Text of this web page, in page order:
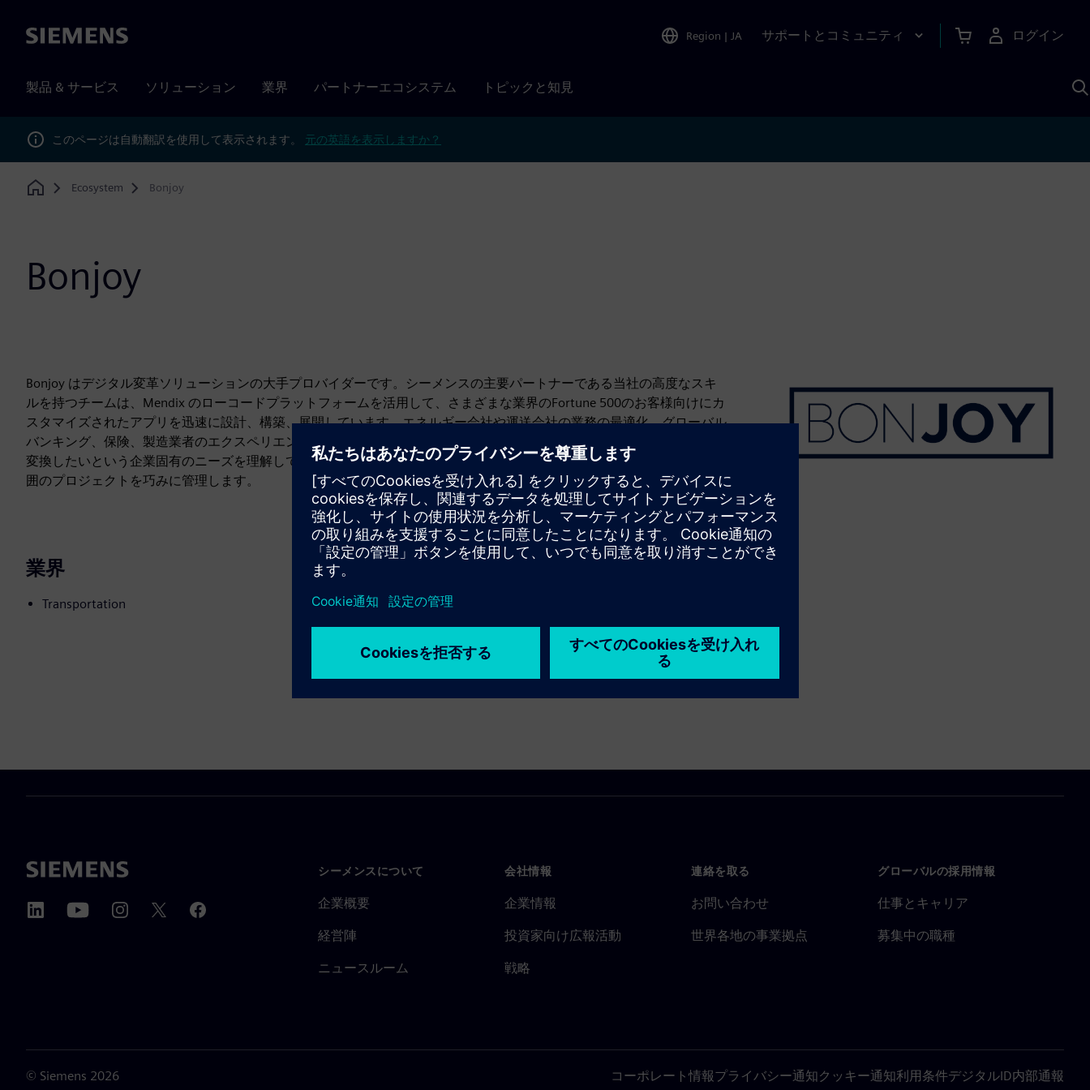
Siemens Region | JA サポートとコミュニティ ログイン
製品 & サービス ソリューション 業界 パートナーエコシステム トピックと知見
このページは自動翻訳を使用して表示されます。 元の英語を表示しますか？
Home
Ecosystem Bonjoy
Bonjoy
Bonjoy はデジタル変革ソリューションの大手プロバイダーです。シーメンスの主要パートナーである当社の高度なスキ
ルを持つチームは、Mendix のローコードプラットフォームを活用して、さまざまな業界のFortune 500のお客様向けにカ
スタマイズされたアプリを迅速に設計、構築、展開しています。エネルギー会社や運送会社の業務の最適化、グローバル
バンキング、保険、製造業者のエクスペリエンスの向上など、当社の開発者は、ビジネス目標を技術的ソリューションに
変換したいという企業固有のニーズを理解しています。専任のアジャイルチームとともに、Bonjoy はあらゆる規模や範
囲のプロジェクトを巧みに管理します。
業界
Transportation
Build
新しい製品を作成してSiemens Xcelerator製品／ソリュ
ーションを拡張または構築するか、Siemens Xcelerator
製品と自社製品を統合して新たな顧客ソリューションを
創出する
シーメンスについて
企業概要
経営陣
ニュースルーム
会社情報
企業情報
投資家向け広報活動
戦略
連絡を取る
お問い合わせ
世界各地の事業拠点
グローバルの採用情報
仕事とキャリア
募集中の職種
© Siemens 2026 コーポレート情報プライバシー通知クッキー通知利用条件デジタルID内部通報